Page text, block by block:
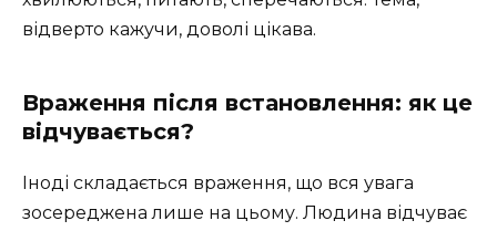
відверто кажучи, доволі цікава.
Враження після встановлення: як це
відчувається?
Іноді складається враження, що вся увага
зосереджена лише на цьому. Людина відчуває